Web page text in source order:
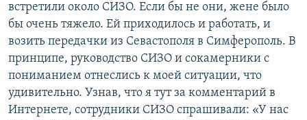
встретили около СИЗО. Если бы не они, жене было
бы очень тяжело. Ей приходилось и работать, и
возить передачки из Севастополя в Симферополь. В
принципе, руководство СИЗО и сокамерники с
пониманием отнеслись к моей ситуации, что
удивительно. Узнав, что я тут за комментарий в
Интернете, сотрудники СИЗО спрашивали: «У нас